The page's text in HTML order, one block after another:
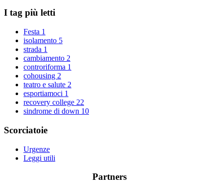
I tag più letti
Festa 1
isolamento 5
strada 1
cambiamento 2
controriforma 1
cohousing 2
teatro e salute 2
esportiamoci 1
recovery college 22
sindrome di down 10
Scorciatoie
Urgenze
Leggi utili
Partners